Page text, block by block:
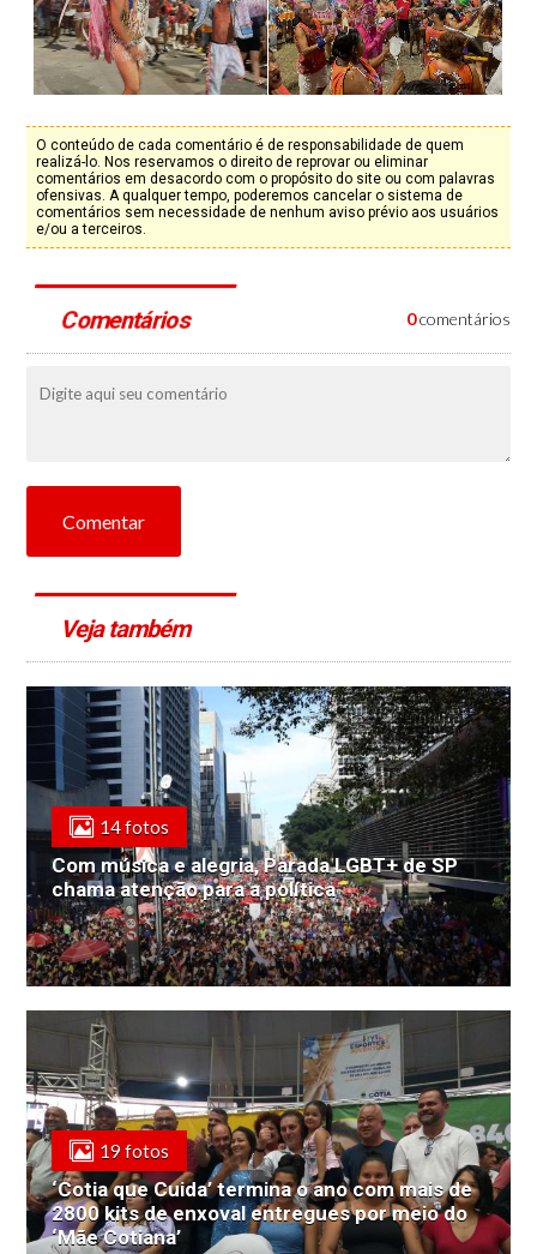
O conteúdo de cada comentário é de responsabilidade de quem
realizá-lo. Nos reservamos o direito de reprovar ou eliminar
comentários em desacordo com o propósito do site ou com palavras
ofensivas. A qualquer tempo, poderemos cancelar o sistema de
comentários sem necessidade de nenhum aviso prévio aos usuários
e/ou a terceiros.
Comentários 0comentários
Comentar
Veja também
14 fotos
Com música e alegria, Parada LGBT+ de SP
chama atenção para a política
19 fotos
‘Cotia que Cuida’ termina o ano com mais de
2800 kits de enxoval entregues por meio do
‘Mãe Cotiana’